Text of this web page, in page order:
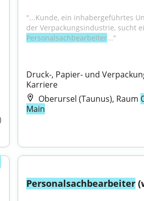
"...Kunde, ein inhabergeführtes
Personalsachbearbeiter..."
Druck-, Papier- und
Karriere
Oberursel (Taunus), Raum
Main
Personalsachbearbeiter